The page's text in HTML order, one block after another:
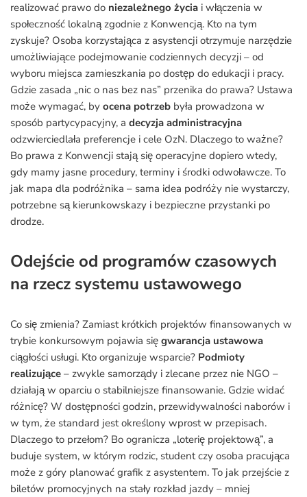
realizować prawo do niezależnego życia i włączenia w
społeczność lokalną zgodnie z Konwencją. Kto na tym
zyskuje? Osoba korzystająca z asystencji otrzymuje narzędzie
umożliwiające podejmowanie codziennych decyzji – od
wyboru miejsca zamieszkania po dostęp do edukacji i pracy.
Gdzie zasada „nic o nas bez nas” przenika do prawa? Ustawa
może wymagać, by ocena potrzeb była prowadzona w
sposób partycypacyjny, a decyzja administracyjna
odzwierciedlała preferencje i cele OzN. Dlaczego to ważne?
Bo prawa z Konwencji stają się operacyjne dopiero wtedy,
gdy mamy jasne procedury, terminy i środki odwoławcze. To
jak mapa dla podróżnika – sama idea podróży nie wystarczy,
potrzebne są kierunkowskazy i bezpieczne przystanki po
drodze.
Odejście od programów czasowych
na rzecz systemu ustawowego
Co się zmienia? Zamiast krótkich projektów finansowanych w
trybie konkursowym pojawia się gwarancja ustawowa
ciągłości usługi. Kto organizuje wsparcie? Podmioty
realizujące – zwykle samorządy i zlecane przez nie NGO –
działają w oparciu o stabilniejsze finansowanie. Gdzie widać
różnicę? W dostępności godzin, przewidywalności naborów i
w tym, że standard jest określony wprost w przepisach.
Dlaczego to przełom? Bo ogranicza „loterię projektową”, a
buduje system, w którym rodzic, student czy osoba pracująca
może z góry planować grafik z asystentem. To jak przejście z
biletów promocyjnych na stały rozkład jazdy – mniej